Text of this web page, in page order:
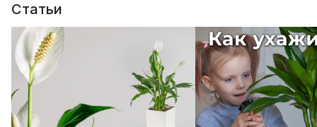
Статьи